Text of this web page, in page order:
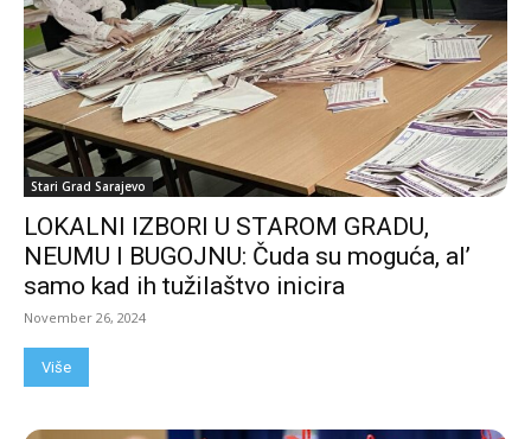
Stari Grad Sarajevo
LOKALNI IZBORI U STAROM GRADU,
NEUMU I BUGOJNU: Čuda su moguća, al’
samo kad ih tužilaštvo inicira
November 26, 2024
Više